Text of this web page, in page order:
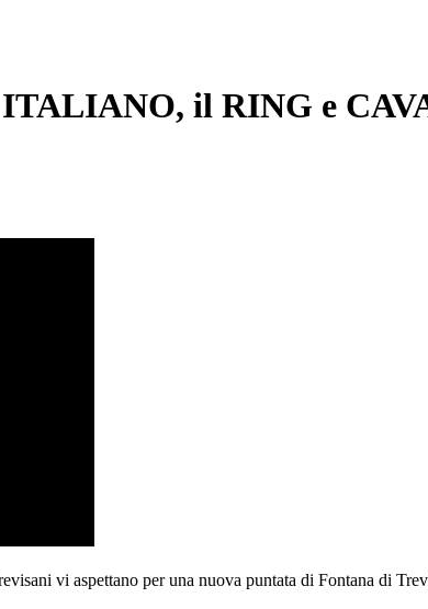
ITALIANO, il RING e
vi aspettano per una nuova puntata di Fontana di